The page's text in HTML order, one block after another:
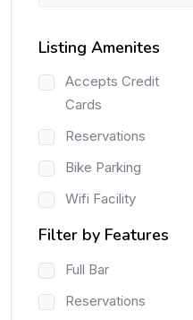
Listing Amenites
Accepts Credit
Cards
Reservations
Bike Parking
Wifi Facility
Filter by Features
Full Bar
Reservations